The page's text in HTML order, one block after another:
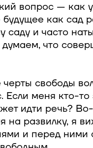
вопрос — как
как сад
и часто
что
свободы
меня кто-то
идти речь?
на развилку, я
и перед ними